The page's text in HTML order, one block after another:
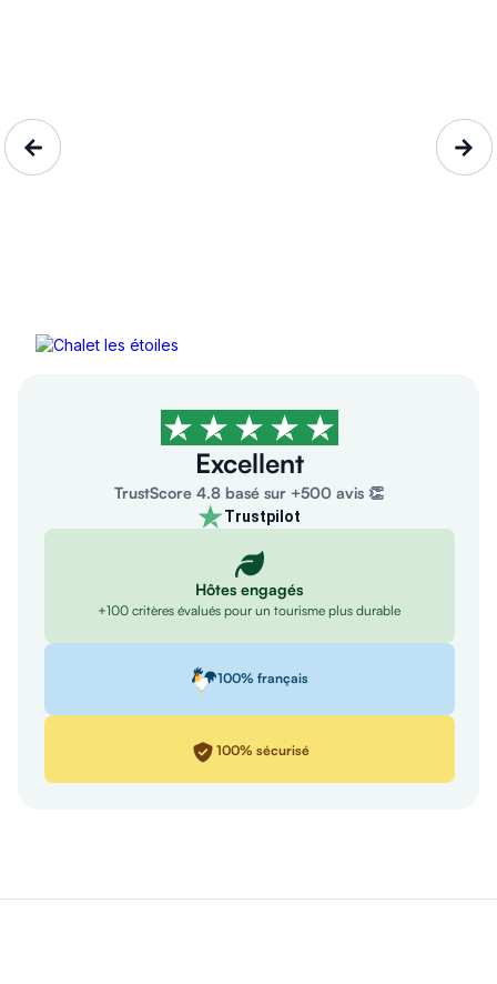
Excellent
TrustScore 4.8 basé sur +500 avis 👏
Trustpilot
Hôtes engagés
+100 critères évalués pour un tourisme plus durable
100% français
100% sécurisé